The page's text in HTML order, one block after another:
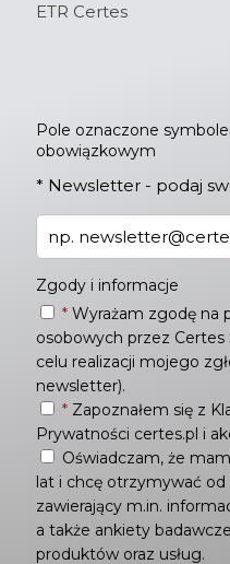
ETR Certes
Pole oznaczone
obowiązkowym
* Newsletter - podaj
Zgody i informacje
* Wyrażam zgodę na
osobowych przez Certes
celu realizacji mojego
newsletter).
* Zapoznałem się z
Prywatności certes.pl i
Oświadczam, że
lat i chcę otrzymywać
zawierający m.in.
a także ankiety
produktów oraz usług.